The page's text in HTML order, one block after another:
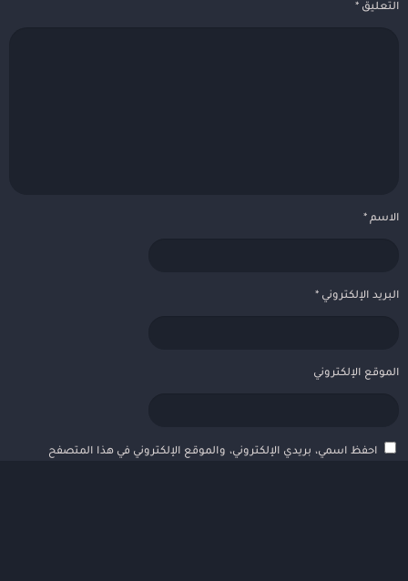
التعليق *
الاسم *
البريد الإلكتروني *
الموقع الإلكتروني
احفظ اسمي، بريدي الإلكتروني، والموقع الإلكتروني في هذا المتصفح